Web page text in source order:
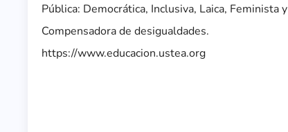
Pública: Democrática, Inclusiva, Laica, Feminista y
Compensadora de desigualdades.
https://www.educacion.ustea.org